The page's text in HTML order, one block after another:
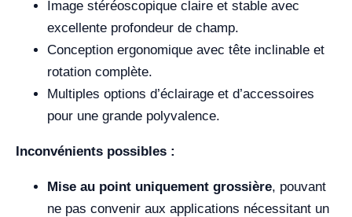
Image stéréoscopique claire et stable avec
excellente profondeur de champ.
Conception ergonomique avec tête inclinable et
rotation complète.
Multiples options d’éclairage et d’accessoires
pour une grande polyvalence.
Inconvénients possibles :
Mise au point uniquement grossière, pouvant
ne pas convenir aux applications nécessitant un